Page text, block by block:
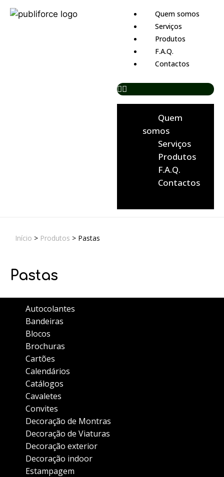
Quem somos
Serviços
Produtos
F.A.Q.
Contactos
Quem
somos
Serviços
Produtos
F.A.Q.
Contactos
Início > Produtos > Pastas
Pastas
Autocolantes
Bandeiras
Blocos
Brochuras
Cartões
Calendários
Catálogos
Cavaletes
Convites
Decoração de Montras
Decoração de Viaturas
Decoração exterior
Decoração indoor
Estampagem